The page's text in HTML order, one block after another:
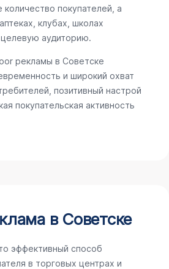
количество покупателей, а
клубах, школах
аудиторию.
рекламы в Советске
и широкий охват
позитивный настрой
покупательская активность
в Советске
эффективный способ
в торговых центрах и